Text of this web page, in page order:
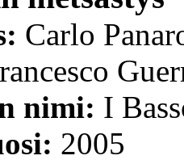
Carlo
nimi: I
2005